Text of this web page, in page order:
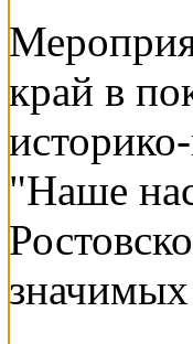
край в
"Наше